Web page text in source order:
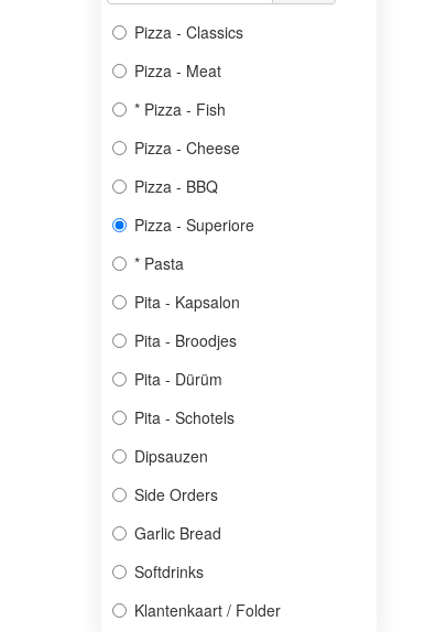
Pizza - Classics
Pizza - Meat
* Pizza - Fish
Pizza - Cheese
Pizza - BBQ
Pizza - Superiore
* Pasta
Pita - Kapsalon
Pita - Broodjes
Pita - Dürüm
Pita - Schotels
Dipsauzen
Side Orders
Garlic Bread
Softdrinks
Klantenkaart / Folder